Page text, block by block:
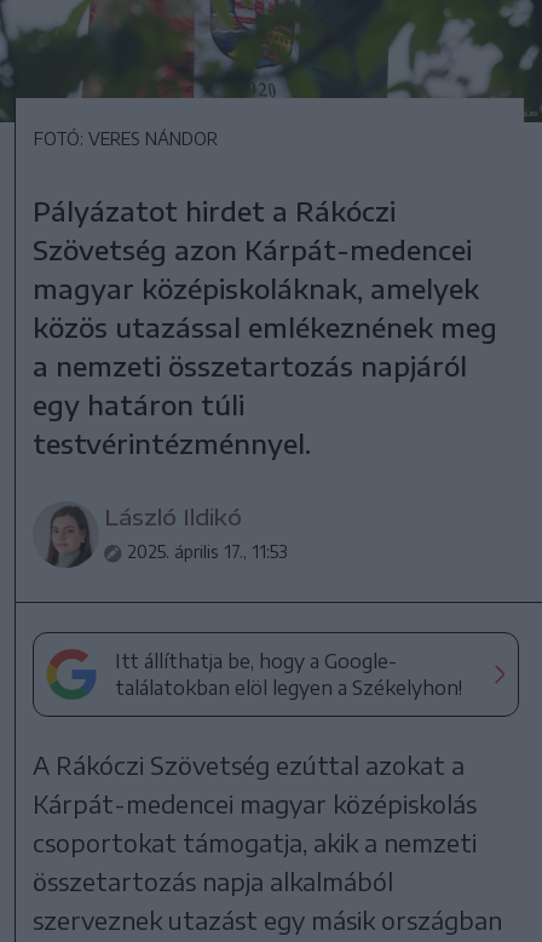
FOTÓ: VERES NÁNDOR
Pályázatot hirdet a Rákóczi
Szövetség azon Kárpát-medencei
magyar középiskoláknak, amelyek
közös utazással emlékeznének meg
a nemzeti összetartozás napjáról
egy határon túli
testvérintézménnyel.
László Ildikó
2025. április 17., 11:53
Itt állíthatja be, hogy a Google-
találatokban elöl legyen a Székelyhon!
A Rákóczi Szövetség ezúttal azokat a
Kárpát-medencei magyar középiskolás
csoportokat támogatja, akik a nemzeti
összetartozás napja alkalmából
szerveznek utazást egy másik országban